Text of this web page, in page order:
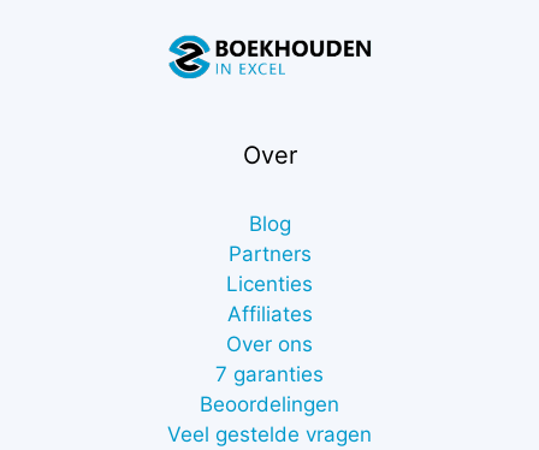
Over
Blog
Partners
Licenties
Affiliates
Over ons
7 garanties
Beoordelingen
Veel gestelde vragen